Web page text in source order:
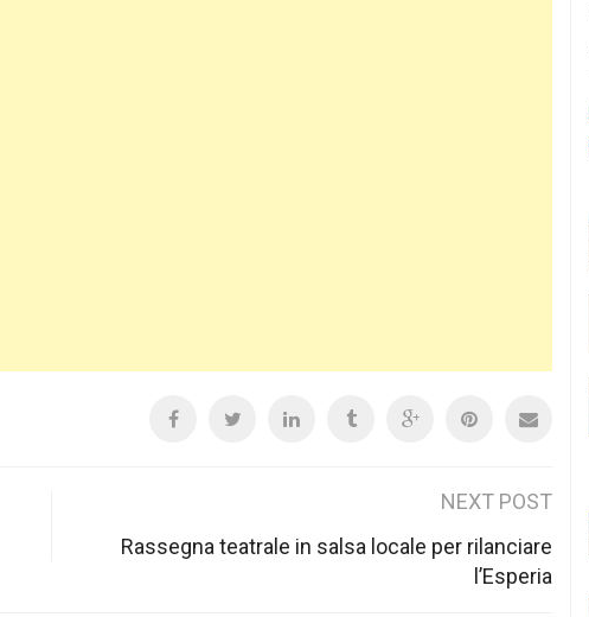
NEXT POST
Rassegna teatrale in salsa locale per rilanciare
l’Esperia